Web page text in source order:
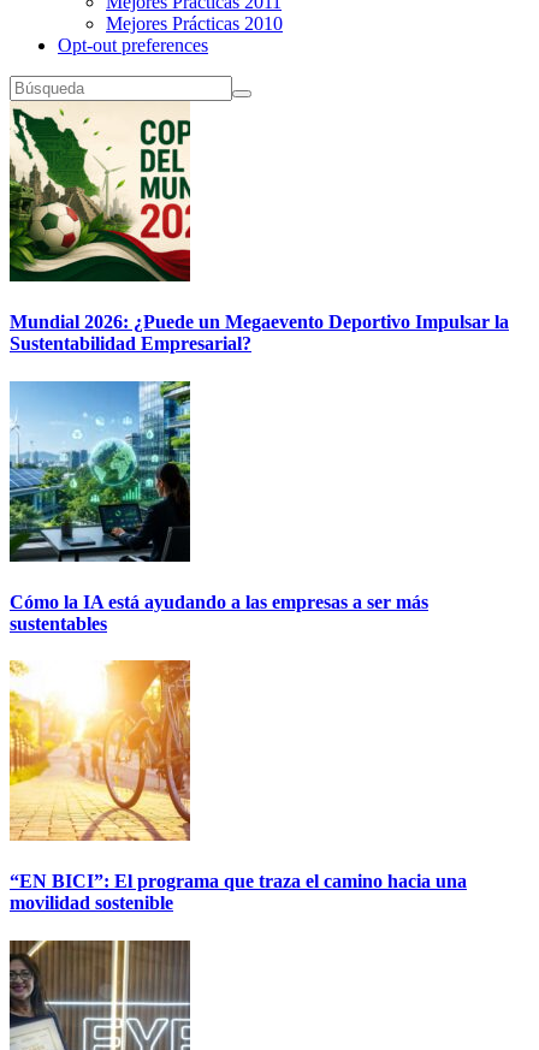
Mejores Prácticas 2010
Opt-out preferences
Mundial 2026: ¿Puede un Megaevento Deportivo Impulsar la
Sustentabilidad Empresarial?
Cómo la IA está ayudando a las empresas a ser más
sustentables
“EN BICI”: El programa que traza el camino hacia una
movilidad sostenible